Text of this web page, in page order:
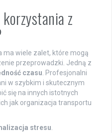
z
ma wiele zalet, które mogą
przeprowadzki. Jedną z
czasu . Profesjonalni
w szybkim i skutecznym
się na innych istotnych
jak organizacja transportu
stresu